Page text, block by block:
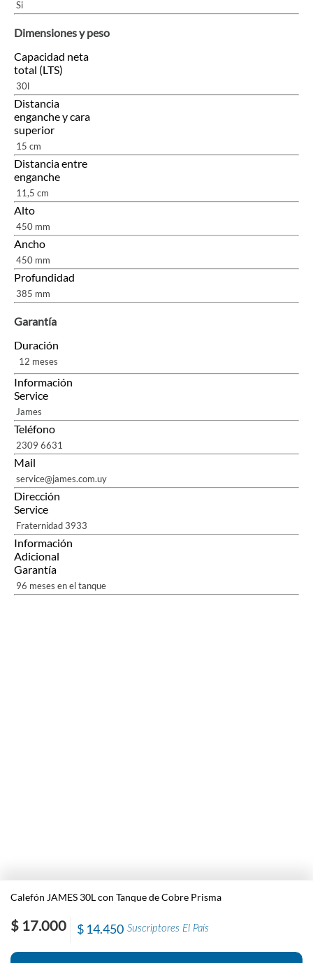
Calefón JAMES 30L con Tanque de Cobre Prisma
$ 17.000 Suscriptores El País
$ 14.450
Si
Dimensiones y peso
Capacidad neta
total (LTS)
30l
Distancia
enganche y cara
superior
15 cm
Distancia entre
enganche
11,5 cm
Alto
450 mm
Ancho
450 mm
Profundidad
385 mm
Garantía
Duración
12 meses
Información
Service
James
Teléfono
2309 6631
Mail
service@james.com.uy
Dirección
Service
Fraternidad 3933
Información
Adicional
Garantía
96 meses en el tanque